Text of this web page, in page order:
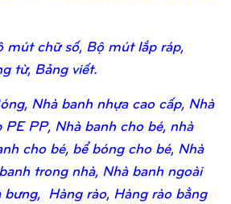
mút chữ số, Bộ mút lắp ráp,
từ, Bảng viết.
Nhà banh nhựa cao cấp, Nhà
PP, Nhà banh cho bé, nhà
cho bé, bể bóng cho bé, Nhà
trong nhà, Nhà banh ngoài
bưng, Hàng rào, Hàng rào bằng